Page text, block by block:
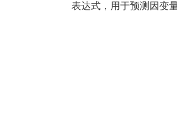
表达式，用于预测因变